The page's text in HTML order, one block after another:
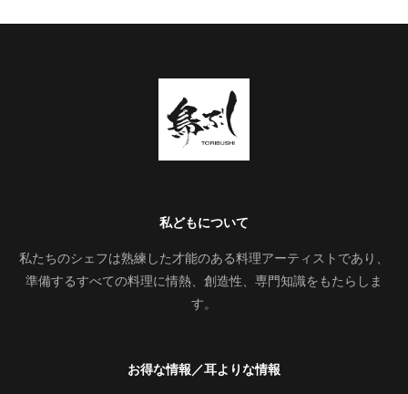
私どもについて
私たちのシェフは熟練した才能のある料理アーティストであり、
準備するすべての料理に情熱、創造性、専門知識をもたらしま
す。
お得な情報／耳よりな情報